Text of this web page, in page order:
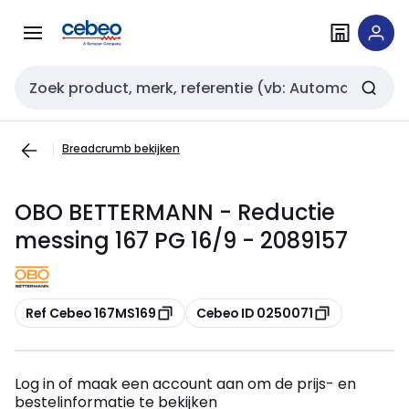
naar
naar
Zoekveld invoer
Breadcrumb bekijken
OBO BETTERMANN - Reductie
messing 167 PG 16/9 - 2089157
Kopiëren
Ref Cebeo 167MS169 Kopiëren
Cebeo ID 0250071
Log in of maak een account aan om de prijs- en
bestelinformatie te bekijken